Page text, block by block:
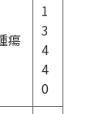
瘍
1
3
4
4
0